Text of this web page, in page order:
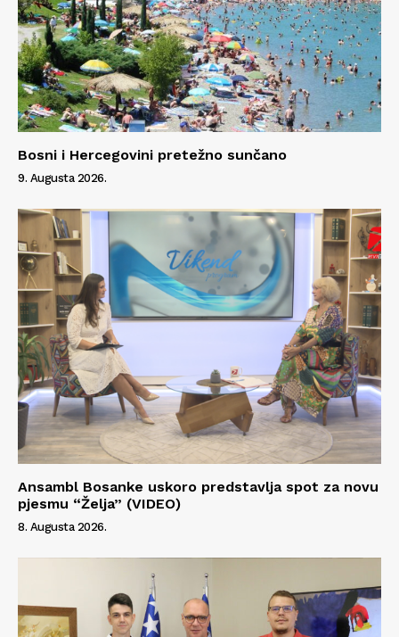
Bosni i Hercegovini pretežno sunčano
9. Augusta 2026.
Ansambl Bosanke uskoro predstavlja spot za novu
pjesmu “Želja” (VIDEO)
8. Augusta 2026.